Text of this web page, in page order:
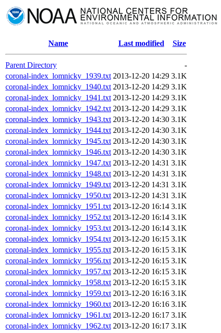
Name Last modified Size
Parent Directory
-
coronal-index_lomnicky_1939.txt 2013-12-20 14:29 3.1K
coronal-index_lomnicky_1940.txt 2013-12-20 14:29 3.1K
coronal-index_lomnicky_1941.txt 2013-12-20 14:29 3.1K
coronal-index_lomnicky_1942.txt 2013-12-20 14:29 3.1K
coronal-index_lomnicky_1943.txt 2013-12-20 14:30 3.1K
coronal-index_lomnicky_1944.txt 2013-12-20 14:30 3.1K
coronal-index_lomnicky_1945.txt 2013-12-20 14:30 3.1K
coronal-index_lomnicky_1946.txt 2013-12-20 14:30 3.1K
coronal-index_lomnicky_1947.txt 2013-12-20 14:31 3.1K
coronal-index_lomnicky_1948.txt 2013-12-20 14:31 3.1K
coronal-index_lomnicky_1949.txt 2013-12-20 14:31 3.1K
coronal-index_lomnicky_1950.txt 2013-12-20 14:31 3.1K
coronal-index_lomnicky_1951.txt 2013-12-20 16:14 3.1K
coronal-index_lomnicky_1952.txt 2013-12-20 16:14 3.1K
coronal-index_lomnicky_1953.txt 2013-12-20 16:14 3.1K
coronal-index_lomnicky_1954.txt 2013-12-20 16:15 3.1K
coronal-index_lomnicky_1955.txt 2013-12-20 16:15 3.1K
coronal-index_lomnicky_1956.txt 2013-12-20 16:15 3.1K
coronal-index_lomnicky_1957.txt 2013-12-20 16:15 3.1K
coronal-index_lomnicky_1958.txt 2013-12-20 16:15 3.1K
coronal-index_lomnicky_1959.txt 2013-12-20 16:16 3.1K
coronal-index_lomnicky_1960.txt 2013-12-20 16:16 3.1K
coronal-index_lomnicky_1961.txt 2013-12-20 16:17 3.1K
coronal-index_lomnicky_1962.txt 2013-12-20 16:17 3.1K